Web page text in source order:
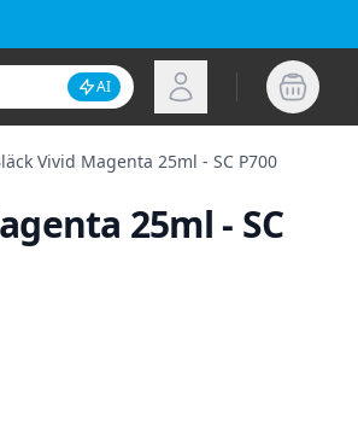
Inaktivera AI-sökning
AI Logga in
Vivid Magenta 25ml - SC P700
25ml - SC